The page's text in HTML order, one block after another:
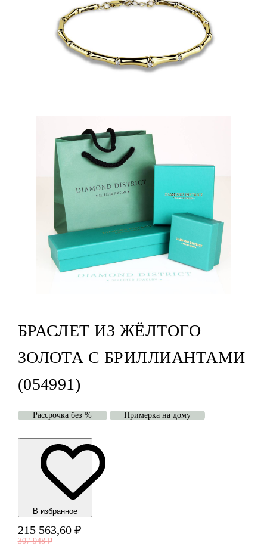
БРАСЛЕТ ИЗ ЖЁЛТОГО
ЗОЛОТА С БРИЛЛИАНТАМИ
(054991)
Рассрочка без % Примерка на дому
В избранноe
215 563,60 ₽
307 948 ₽